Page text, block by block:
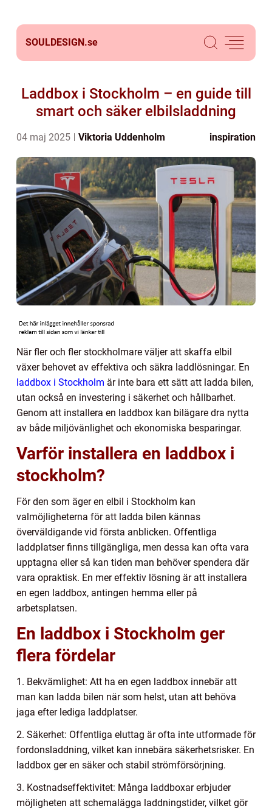
SOULDESIGN.se
Laddbox i Stockholm – en guide till
smart och säker elbilsladdning
04 maj 2025 Viktoria Uddenholm inspiration
När fler och fler stockholmare väljer att skaffa elbil
växer behovet av effektiva och säkra laddlösningar. En
laddbox i Stockholm är inte bara ett sätt att ladda bilen,
utan också en investering i säkerhet och hållbarhet.
Genom att installera en laddbox kan bilägare dra nytta
av både miljövänlighet och ekonomiska besparingar.
Varför installera en laddbox i
stockholm?
För den som äger en elbil i Stockholm kan
valmöjligheterna för att ladda bilen kännas
överväldigande vid första anblicken. Offentliga
laddplatser finns tillgängliga, men dessa kan ofta vara
upptagna eller så kan tiden man behöver spendera där
vara opraktisk. En mer effektiv lösning är att installera
en egen laddbox, antingen hemma eller på
arbetsplatsen.
En laddbox i Stockholm ger
flera fördelar
1. Bekvämlighet: Att ha en egen laddbox innebär att
man kan ladda bilen när som helst, utan att behöva
jaga efter lediga laddplatser.
2. Säkerhet: Offentliga eluttag är ofta inte utformade för
fordonsladdning, vilket kan innebära säkerhetsrisker. En
laddbox ger en säker och stabil strömförsörjning.
3. Kostnadseffektivitet: Många laddboxar erbjuder
möjligheten att schemalägga laddningstider, vilket gör